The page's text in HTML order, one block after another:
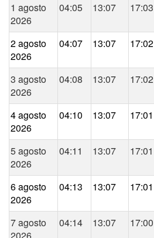
1 agosto
2026
04:05 13:07 17:03
2 agosto
2026
04:07 13:07 17:02
3 agosto
2026
04:08 13:07 17:02
4 agosto
2026
04:10 13:07 17:01
5 agosto
2026
04:11 13:07 17:01
6 agosto
2026
04:13 13:07 17:01
7 agosto
04:14 13:07 17:00